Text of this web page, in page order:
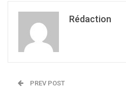
Rédaction
PREV POST